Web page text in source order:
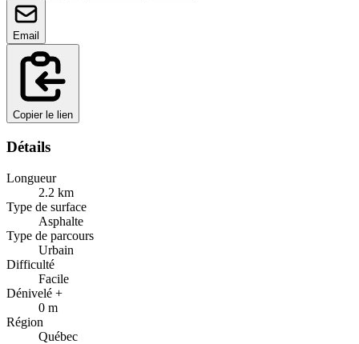
Email
Copier le lien
Détails
Longueur
2.2 km
Type de surface
Asphalte
Type de parcours
Urbain
Difficulté
Facile
Dénivelé +
0 m
Région
Québec